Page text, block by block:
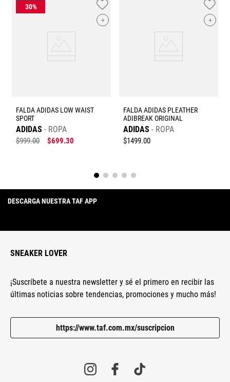
+
FALDA ADIDAS LOW WAIST
SPORT
ADIDAS ROPA
$999.00 $699.30
+
FALDA ADIDAS PLEATHER
ADIBREAK ORIGINAL
ADIDAS ROPA
$1499.00
DESCARGA NUESTRA TAF APP
SNEAKER LOVER
¡Suscríbete a nuestra newsletter y sé el primero en recibir las
últimas noticias sobre tendencias, promociones y mucho más!
https://www.taf.com.mx/suscripcion